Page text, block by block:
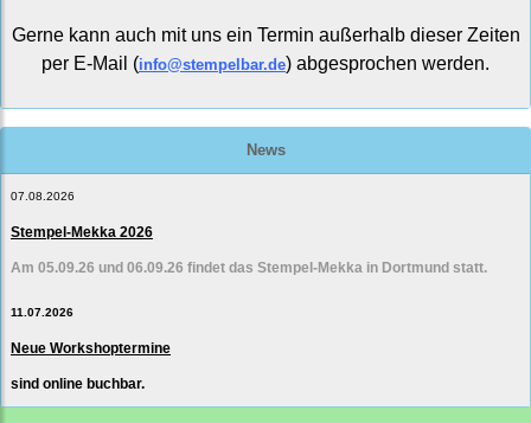
Gerne kann auch mit uns ein Termin außerhalb dieser Zeiten
per E-Mail (info@stempelbar.de) abgesprochen werden.
News
07.08.2026
Stempel-Mekka 2026
Am 05.09.26 und 06.09.26 findet das Stempel-Mekka in Dortmund statt.
11.07.2026
Neue Workshoptermine
sind online buchbar.